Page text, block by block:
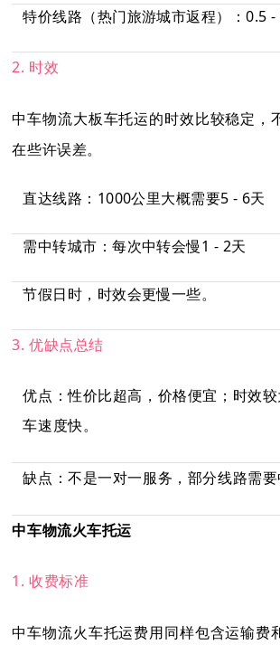
特价线路（热门旅游城市返程）：0.5
2. 时效
中车物流大板车托运的时效比较稳定，
在些许误差。
直达线路：1000公里大概需要5 - 6天
需中转城市：每次中转会慢1 - 2天
节假日时，时效会更慢一些。
3. 优缺点总结
优点：性价比超高，价格便宜；时效
车速度快。
缺点：不是一对一服务，部分线路需要
中车物流火车托运
1. 收费标准
中车物流火车托运费用同样包含运输费